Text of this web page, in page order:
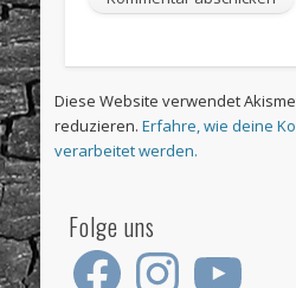
Diese Website verwendet
reduzieren.Erfahre, wie deine
verarbeitet werden.
Folge uns
Facebook Instagram